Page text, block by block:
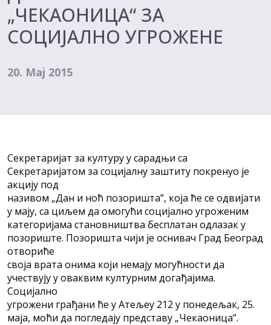
„ЧЕКАОНИЦА“ ЗА
СОЦИЈАЛНО УГРОЖЕНЕ
20. Мај 2015
Секретаријат за културу у сарадњи са
Секретаријатом за социјалну заштиту покренуо је
акцију под
називом „Дан и ноћ позоришта”, која ће се одвијати
у мају, са циљем да омогући социјално угроженим
категоријама становништва бесплатан одлазак у
позориште. Позоришта чији је оснивач Град Београд
отвориће
своја врата онима који немају могућности да
учествују у оваквим културним догађајима.
Социјално
угрожени грађани ће у Атељеу 212 у понедељак, 25.
маја, моћи да погледају представу „Чекаоница”.